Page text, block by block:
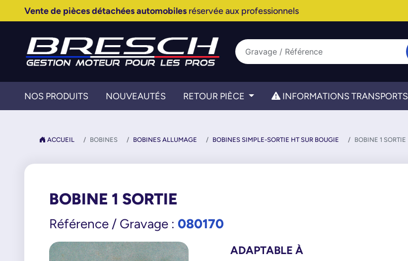
Vente de pièces détachées automobilesréservée aux professionnels
NOS PRODUITS NOUVEAUTÉS RETOUR PIÈCE INFORMATIONS TRANSPORTS
ACCUEIL BOBINES BOBINES ALLUMAGE BOBINES SIMPLE-SORTIE HT SUR BOUGIE BOBINE 1 SORTIE
BOBINE 1 SORTIE
Référence / Gravage : 080170
ADAPTABLE À